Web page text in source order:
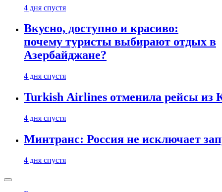
4 дня спустя
Вкусно, доступно и красиво:
почему туристы выбирают отдых в
Азербайджане?
4 дня спустя
Turkish Airlines отменила рейсы из
4 дня спустя
Минтранс: Россия не исключает
4 дня спустя